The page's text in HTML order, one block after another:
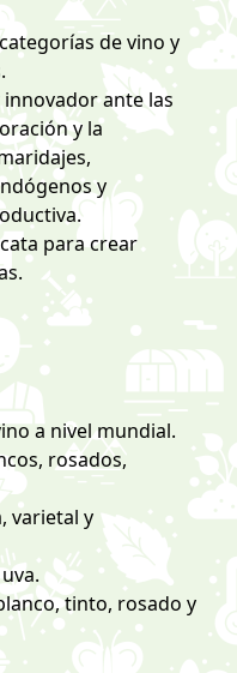
de vino y
ante las
y la
y
para crear
a nivel mundial.
rosados,
varietal y
tinto, rosado y